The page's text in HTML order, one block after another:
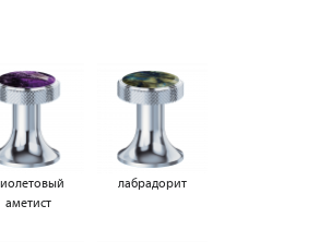
аметист
лабрадорит